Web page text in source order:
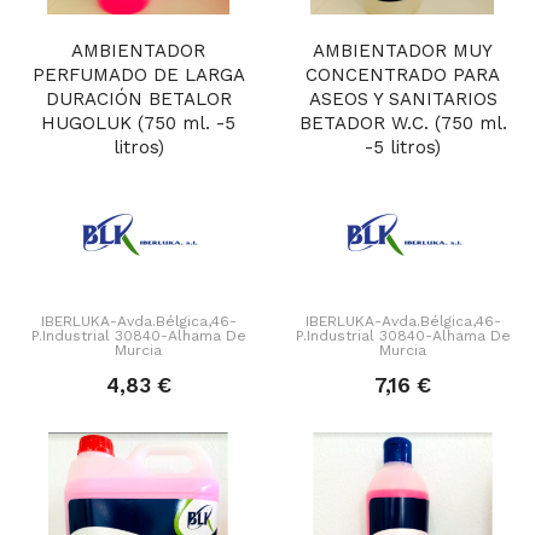
AMBIENTADOR
PERFUMADO DE LARGA
DURACIÓN BETALOR
HUGOLUK (750 ml. -5
litros)
IBERLUKA-Avda.Bélgica,46-
P.Industrial 30840-Alhama De
Murcia
4,83 €
AMBIENTADOR MUY
CONCENTRADO PARA
ASEOS Y SANITARIOS
BETADOR W.C. (750 ml.
-5 litros)
IBERLUKA-Avda.Bélgica,46-
P.Industrial 30840-Alhama De
Murcia
7,16 €